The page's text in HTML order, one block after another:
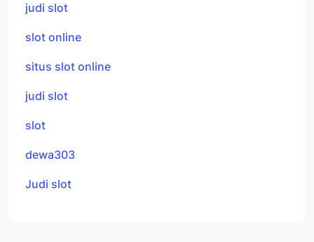
judi slot
slot online
situs slot online
judi slot
slot
dewa303
Judi slot